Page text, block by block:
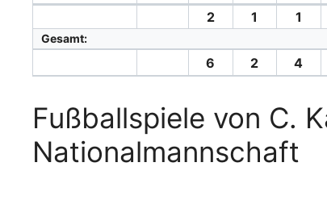
2
1 1
Gesamt:
6 2 4
Fußballspiele von C.
Nationalmannschaft